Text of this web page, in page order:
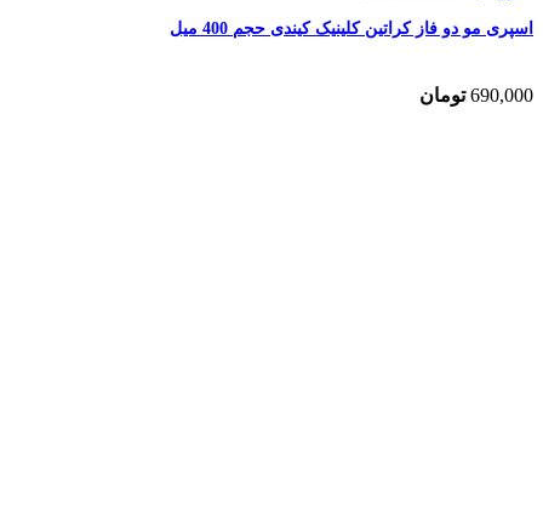
اسپری مو دو فاز کراتین کلینیک کیندی حجم 400 میل
690,000 تومان